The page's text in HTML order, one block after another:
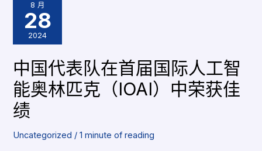
8 月
28
2024
中国代表队在首届国际人工智
能奥林匹克（IOAI）中荣获佳
绩
Uncategorized /1 minute of reading